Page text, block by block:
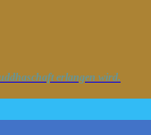
erlangen wird.